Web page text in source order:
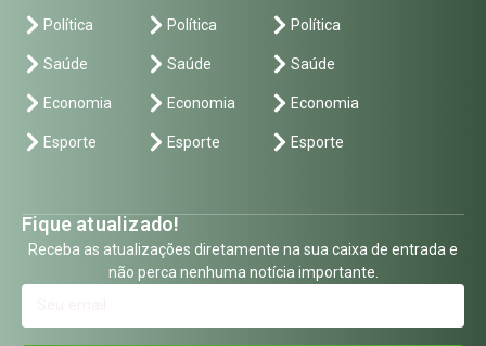
Política
Saúde
Economia
Esporte
Política
Saúde
Economia
Esporte
Política
Saúde
Economia
Esporte
Fique atualizado!
Receba as atualizações diretamente na sua caixa de entrada e
não perca nenhuma notícia importante.